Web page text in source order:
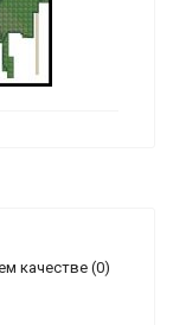
качестве (0)